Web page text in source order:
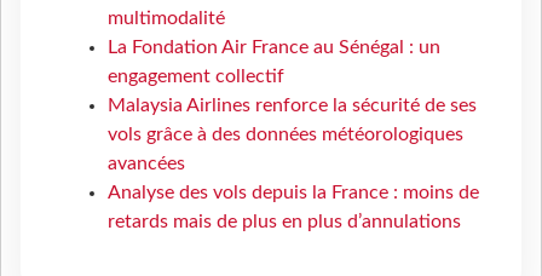
multimodalité
La Fondation Air France au Sénégal : un
engagement collectif
Malaysia Airlines renforce la sécurité de ses
vols grâce à des données météorologiques
avancées
Analyse des vols depuis la France : moins de
retards mais de plus en plus d’annulations